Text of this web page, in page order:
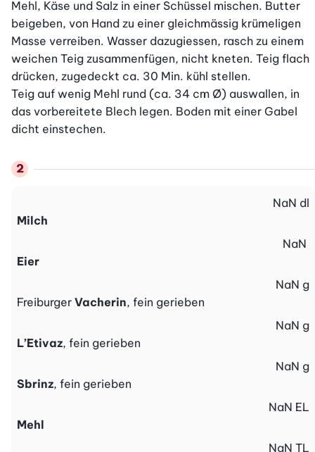
Mehl, Käse und Salz in einer Schüssel mischen. Butter
beigeben, von Hand zu einer gleichmässig krümeligen
Masse verreiben. Wasser dazugiessen, rasch zu einem
weichen Teig zusammenfügen, nicht kneten. Teig flach
drücken, zugedeckt ca. 30 Min. kühl stellen.
Teig auf wenig Mehl rund (ca. 34 cm Ø) auswallen, in
das vorbereitete Blech legen. Boden mit einer Gabel
dicht einstechen.
Milch
NaN dl
Eier
NaN
Freiburger Vacherin, fein gerieben
NaN g
L’Etivaz, fein gerieben
NaN g
Sbrinz, fein gerieben
NaN g
Mehl
NaN EL
NaN TL